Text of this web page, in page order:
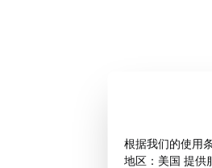
根据我们的使用
地区：美国 提供